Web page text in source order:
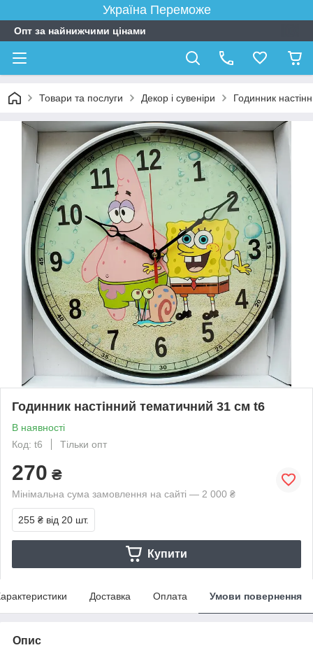
Україна Переможе
Опт за найнижчими цінами
Товари та послуги Декор і сувеніри Годинник
Годинник настінний тематичний 31 см t6
В наявності
Код: t6
Тільки опт
270 ₴
Мінімальна сума замовлення на сайті — 2 000 ₴
255 ₴ від 20 шт.
Купити
Доставка Оплата Умови повернення
Опис